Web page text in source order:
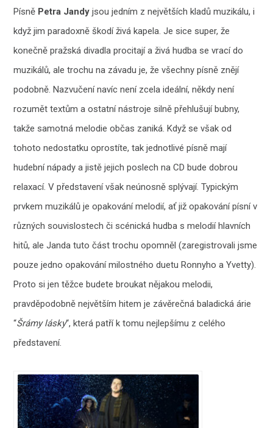
Písně Petra Jandy jsou jedním z největších kladů muzikálu, i
když jim paradoxně škodí živá kapela. Je sice super, že
konečně pražská divadla procitají a živá hudba se vrací do
muzikálů, ale trochu na závadu je, že všechny písně znějí
podobně. Nazvučení navíc není zcela ideální, někdy není
rozumět textům a ostatní nástroje silně přehlušují bubny,
takže samotná melodie občas zaniká. Když se však od
tohoto nedostatku oprostíte, tak jednotlivé písně mají
hudební nápady a jistě jejich poslech na CD bude dobrou
relaxací. V představení však neúnosně splývají. Typickým
prvkem muzikálů je opakování melodií, ať již opakování písní v
různých souvislostech či scénická hudba s melodií hlavních
hitů, ale Janda tuto část trochu opomněl (zaregistrovali jsme
pouze jedno opakování milostného duetu Ronnyho a Yvetty).
Proto si jen těžce budete broukat nějakou melodii,
pravděpodobně největším hitem je závěrečná baladická árie
“Šrámy lásky“, která patří k tomu nejlepšímu z celého
představení.